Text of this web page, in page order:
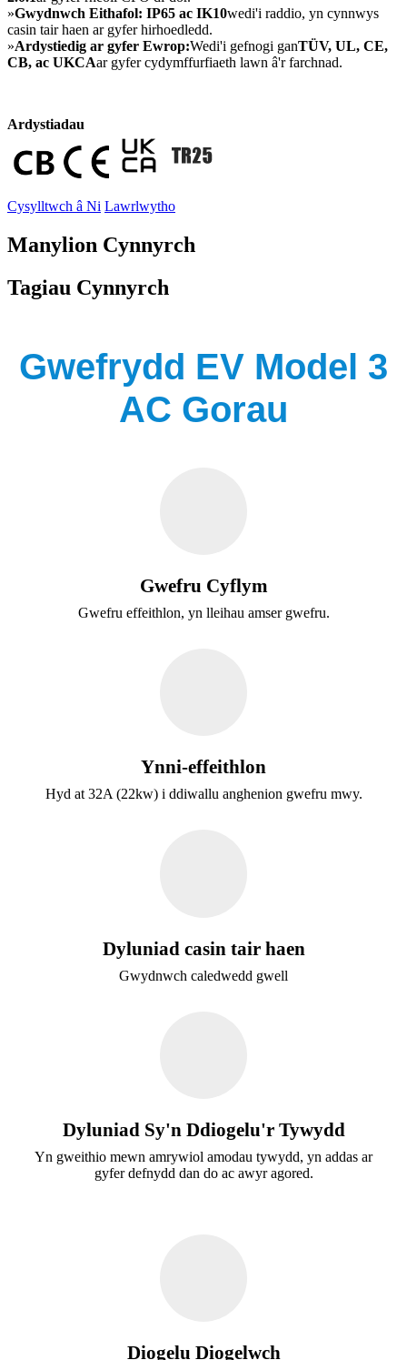
»Gwydnwch Eithafol: IP65 ac IK10wedi'i raddio, yn cynnwys
casin tair haen ar gyfer hirhoedledd.
»Ardystiedig ar gyfer Ewrop:Wedi'i gefnogi ganTÜV, UL, CE,
CB, ac UKCAar gyfer cydymffurfiaeth lawn â'r farchnad.
Ardystiadau
Cysylltwch â Ni Lawrlwytho
Manylion Cynnyrch
Tagiau Cynnyrch
Gwefrydd EV Model 3
AC Gorau
Gwefru Cyflym
Gwefru effeithlon, yn lleihau amser gwefru.
Ynni-effeithlon
Hyd at 32A (22kw) i ddiwallu anghenion gwefru mwy.
Dyluniad casin tair haen
Gwydnwch caledwedd gwell
Dyluniad Sy'n Ddiogelu'r Tywydd
Yn gweithio mewn amrywiol amodau tywydd, yn addas ar
gyfer defnydd dan do ac awyr agored.
Diogelu Diogelwch